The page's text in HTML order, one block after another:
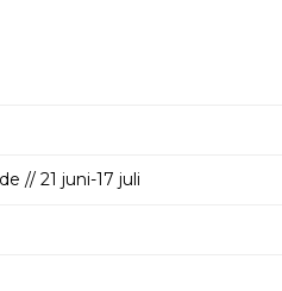
// 21 juni-17 juli